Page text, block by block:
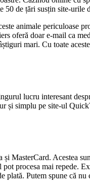
50 de țări susțin site-urile
animale periculoase
oferă doar e-mail ca
mari. Cu toate
lucru interesant
și simplu pe site-ul
MasterCard. Acestea
procesa mai repede.
Putem spune că nu